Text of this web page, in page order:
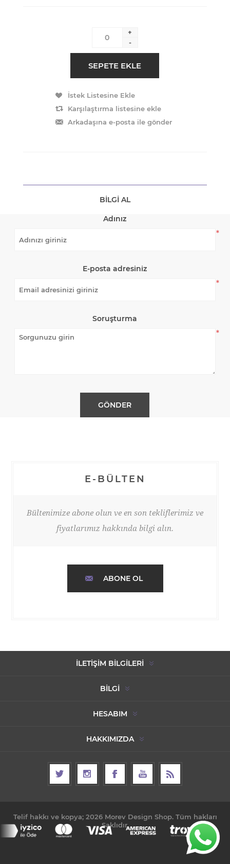
+
-
BILGI AL
Adınız
*
E-posta adresiniz
*
Soruşturma
*
E-BÜLTEN
Bültenimize abone olun ve en son tekliflerimiz ve
fiyatlarımız hakkında bilgi alın.
ABONE OL
İLETIŞIM BILGILERI
BILGI
HESABIM
HAKKIMIZDA
Telif hakkı ve kopya; 2026 Morev Design Shop. Tüm hakları
Saklıdır.